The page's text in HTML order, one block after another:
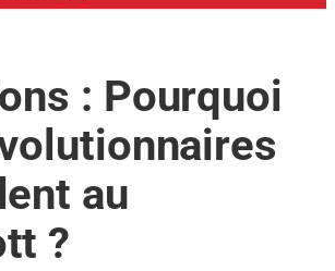
: Pourquoi
au
?